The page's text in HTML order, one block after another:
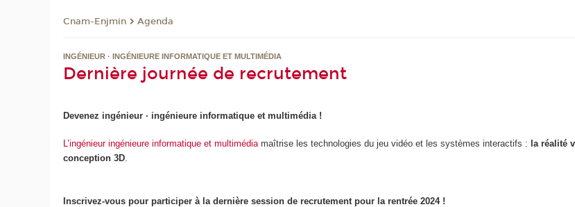
Cnam-Enjmin Agenda
INGÉNIEUR · INGÉNIEURE INFORMATIQUE ET MULTIMÉDIA
Dernière journée de recrutement
Devenez ingénieur · ingénieure informatique et multimédia !
L’ingénieur ingénieure informatique et multimédiamaîtrise les technologies du jeu vidéo et les systèmes interactifs : la réalité
conception 3D.
Inscrivez-vous pour participer à la dernière session de recrutement pour la rentrée 2024 !